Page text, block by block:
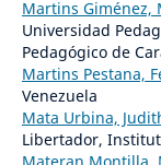
Martins Giménez,
Universidad
Pedagógico de
Martins Pestana,
Venezuela
Mata Urbina,
Libertador,